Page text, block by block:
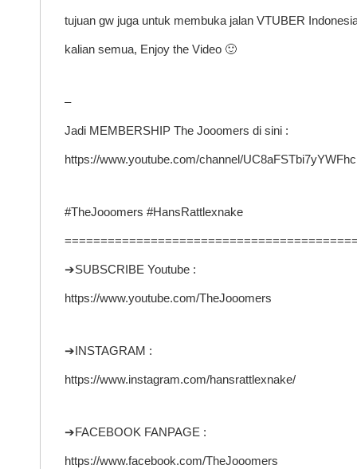
tujuan gw juga untuk membuka jalan VTUBER
kalian semua, Enjoy the Video 🙂
–
Jadi MEMBERSHIP The Jooomers di sini :
https://www.youtube.com/channel/
#TheJooomers #HansRattlexnake
➔SUBSCRIBE Youtube :
https://www.youtube.com/TheJooomers
➔INSTAGRAM :
https://www.instagram.com/hansrattlexnake/
➔FACEBOOK FANPAGE :
https://www.facebook.com/TheJooomers